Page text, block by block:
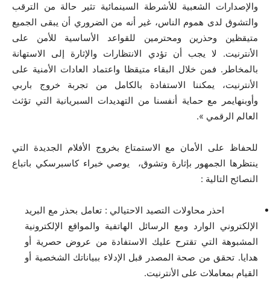
والإصدارات الشعبية للأشرطة السينمائية تثير حالة من الترقب
والتشوق لدى هموم الناس، غير أنه من الضروري أن يبقى الجميع
متيقظين وحذرين ومحترمين للقواعد الأساسية للأمن على
الأنترنيت. لا يجب أن تؤدي الانتظارات والإثارة إلى الاستهانة
بالمخاطر. فمن خلال البقاء متيقظا واعتماد العادات الأمنية على
الأنترنيت، يمكننا الاستفادة بالكامل من تجربة خروج باربي
وأوبنهايمر مع حماية أنفسنا من التهديدات السبريانية التي تؤثث
العالم الرقمي ».
للحفاظ على الأمان مع الاستمتاع بخروج الأفلام الجديدة التي
ينتظرها الجمهور بإثارة وتشوق، يوصي خبراء كاسبرسكي باتباع
النصائح التالية :
احذر محاولات التصيد الاحتيالي : تعامل بحذر مع البريد
الإلكتروني الوارد ومع الرسائل الهاتفية والمواقع الإلكترونية
المشبوهة التي تقترح عليك الاستفادة من عروض حصرية أو
هدايا. تحقق من صحة المصدر قبل الإدلاء ببياناتك الشخصية أو
القيام بمعاملات على الأنترنيت.